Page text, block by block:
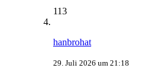
113
hanbrohat
29. Juli 2026 um 21:18